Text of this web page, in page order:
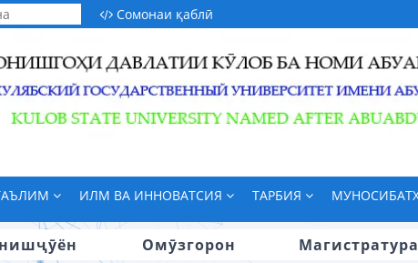
Сомонаи қаблӣ
ИЛМ ВА ИННОВАТСИЯ ТАРБИЯ
Омӯзгорон Магистратура